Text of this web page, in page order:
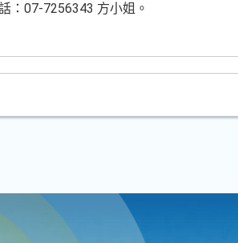
：07-7256343 方小姐。